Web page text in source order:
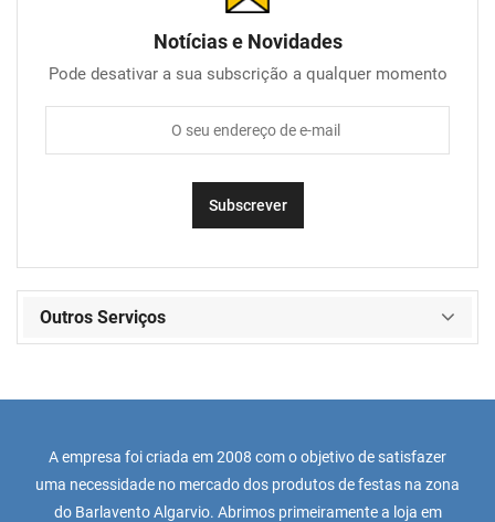
Notícias e Novidades
Pode desativar a sua subscrição a qualquer momento
Outros Serviços
A empresa foi criada em 2008 com o objetivo de satisfazer
uma necessidade no mercado dos produtos de festas na zona
do Barlavento Algarvio. Abrimos primeiramente a loja em